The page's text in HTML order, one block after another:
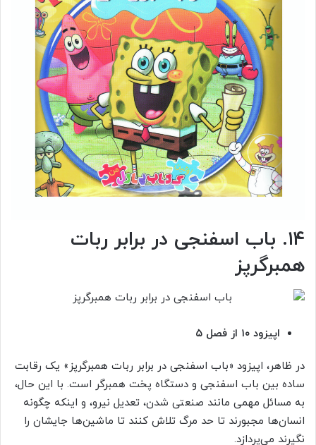
۱۴. باب اسفنجی در برابر ربات
همبرگرپز
اپیزود ۱۰ از فصل ۵
در ظاهر، اپیزود «باب اسفنجی در برابر ربات همبرگرپز» یک رقابت
ساده بین باب اسفنجی و دستگاه پخت همبرگر است. با این حال،
به مسائل مهمی مانند صنعتی شدن، تعدیل نیرو، و اینکه چگونه
انسان‌ها مجبورند تا حد مرگ تلاش کنند تا ماشین‌ها جایشان را
نگیرند می‌پردازد.